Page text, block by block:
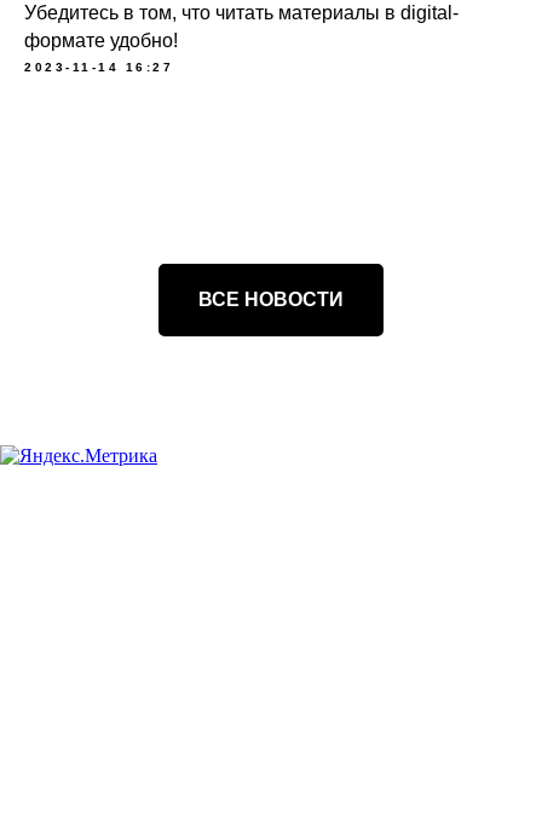
Убедитесь в том, что читать материалы в digital-
формате удобно!
2023-11-14 16:27
ВСЕ НОВОСТИ